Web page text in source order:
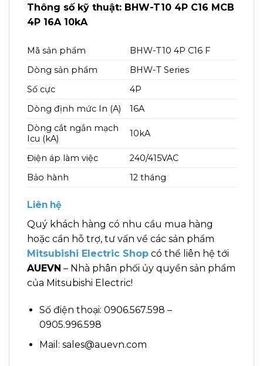
Thông số kỹ thuật: BHW-T10 4P C16 MCB
4P 16A 10kA
Mã sản phẩm
BHW-T10 4P C16 F
Dòng sản phẩm
BHW-T Series
Số cực
4P
Dòng định mức In (A)
16A
Dòng cắt ngắn mạch
Icu (kA)
10kA
Điện áp làm việc
240/415VAC
Bảo hành
12 tháng
Liên hệ
Quý khách hàng có nhu cầu mua hàng
hoặc cần hỗ trợ, tư vấn về các sản phẩm
Mitsubishi Electric Shop có thể liên hệ tới
AUEVN – Nhà phân phối ủy quyền sản phẩm
của Mitsubishi Electric!
Số điện thoại: 0906.567.598 –
0905.996.598
Mail: sales@auevn.com